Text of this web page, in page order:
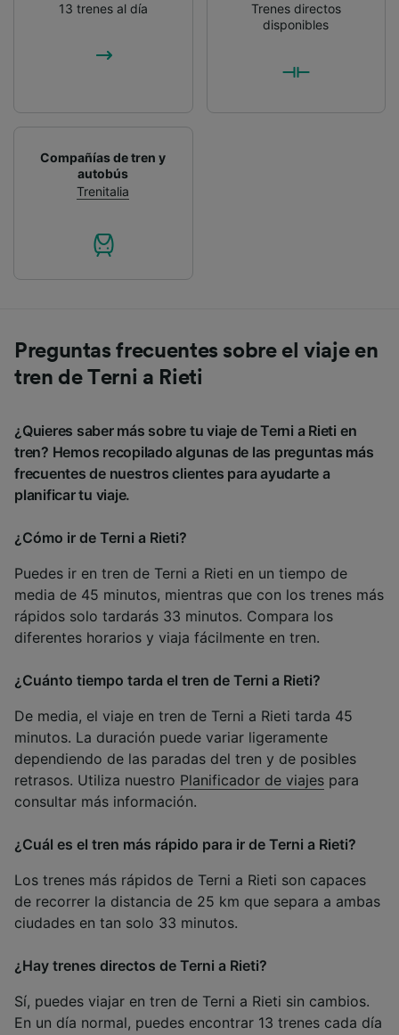
13 trenes al día
Trenes directos
disponibles
Compañías de tren y
autobús
Trenitalia
Preguntas frecuentes sobre el viaje en
tren de Terni a Rieti
¿Quieres saber más sobre tu viaje de Terni a Rieti en
tren? Hemos recopilado algunas de las preguntas más
frecuentes de nuestros clientes para ayudarte a
planificar tu viaje.
¿Cómo ir de Terni a Rieti?
Puedes ir en tren de Terni a Rieti en un tiempo de
media de 45 minutos, mientras que con los trenes más
rápidos solo tardarás 33 minutos. Compara los
diferentes horarios y viaja fácilmente en tren.
¿Cuánto tiempo tarda el tren de Terni a Rieti?
De media, el viaje en tren de Terni a Rieti tarda 45
minutos. La duración puede variar ligeramente
dependiendo de las paradas del tren y de posibles
retrasos. Utiliza nuestro Planificador de viajes para
consultar más información.
¿Cuál es el tren más rápido para ir de Terni a Rieti?
Los trenes más rápidos de Terni a Rieti son capaces
de recorrer la distancia de 25 km que separa a ambas
ciudades en tan solo 33 minutos.
¿Hay trenes directos de Terni a Rieti?
Sí, puedes viajar en tren de Terni a Rieti sin cambios.
En un día normal, puedes encontrar 13 trenes cada día